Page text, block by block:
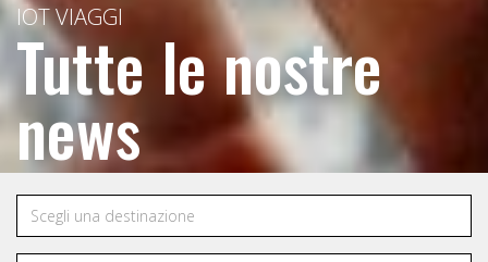
IOT VIAGGI
Tutte le nostre
news